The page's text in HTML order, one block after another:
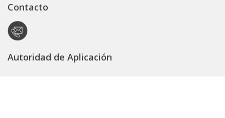
Contacto
Autoridad de Aplicación